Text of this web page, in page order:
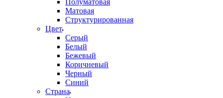
Полуматовая
Матовая
Структурированная
Цвет
Серый
Белый
Бежевый
Коричневый
Черный
Синий
Страна